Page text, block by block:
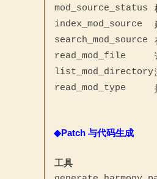
mod_source_status
index_mod_source
search_mod_source
read_mod_file
list_mod_directory
read_mod_type
◆Patch 与代码生成
工具